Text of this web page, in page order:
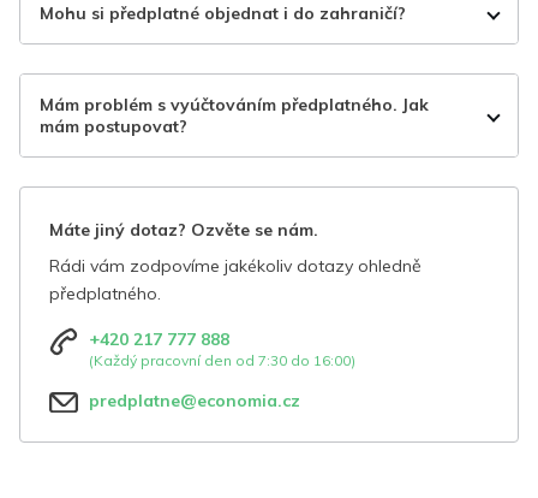
Mohu si předplatné objednat i do zahraničí?
Mám problém s vyúčtováním předplatného. Jak
mám postupovat?
Máte jiný dotaz? Ozvěte se nám.
Rádi vám zodpovíme jakékoliv dotazy ohledně
předplatného.
+420 217 777 888
(Každý pracovní den od 7:30 do 16:00)
predplatne@economia.cz